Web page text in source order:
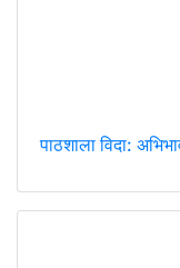
पाठशाला विदा: